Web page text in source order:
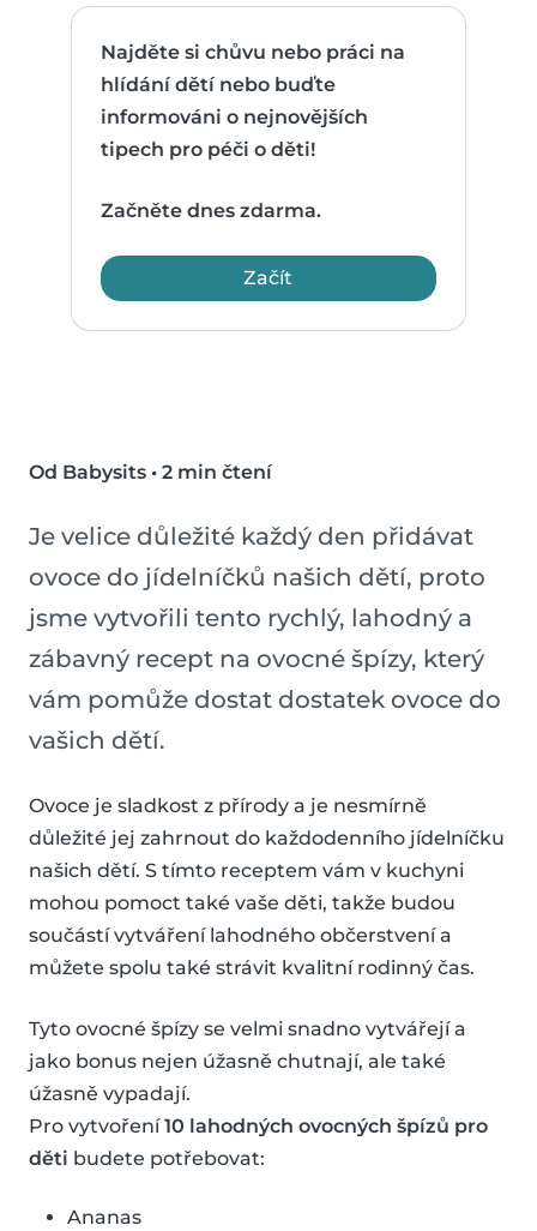
Najděte si chůvu nebo práci na
hlídání dětí nebo buďte
informováni o nejnovějších
tipech pro péči o děti!
Začněte dnes zdarma.
Začít
Od Babysits • 2 min čtení
Je velice důležité každý den přidávat
ovoce do jídelníčků našich dětí, proto
jsme vytvořili tento rychlý, lahodný a
zábavný recept na ovocné špízy, který
vám pomůže dostat dostatek ovoce do
vašich dětí.
Ovoce je sladkost z přírody a je nesmírně
důležité jej zahrnout do každodenního jídelníčku
našich dětí. S tímto receptem vám v kuchyni
mohou pomoct také vaše děti, takže budou
součástí vytváření lahodného občerstvení a
můžete spolu také strávit kvalitní rodinný čas.
Tyto ovocné špízy se velmi snadno vytvářejí a
jako bonus nejen úžasně chutnají, ale také
úžasně vypadají.
Pro vytvoření10 lahodných ovocných špízů pro
děti budete potřebovat:
Ananas